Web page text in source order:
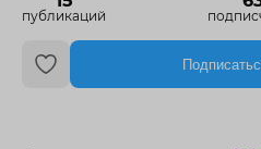
публикаций